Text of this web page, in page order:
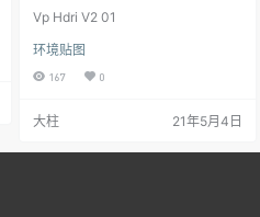
HDRI天空贴图
Vp Hdri V2 01
环境贴图
167 0
大柱 21年5月4日